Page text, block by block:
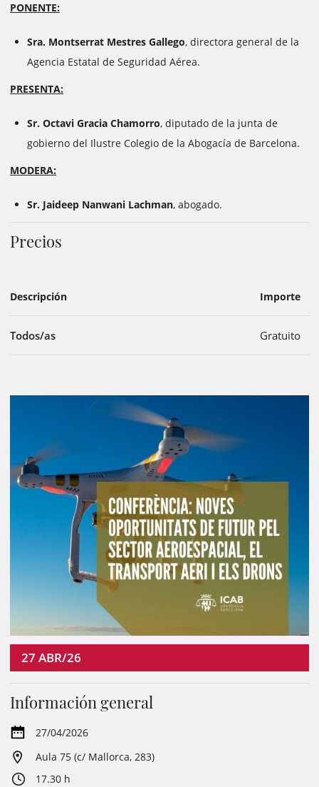
PONENTE:
Sra. Montserrat Mestres Gallego, directora general de la
Agencia Estatal de Seguridad Aérea.
PRESENTA:
Sr. Octavi Gracia Chamorro, diputado de la junta de
gobierno del Ilustre Colegio de la Abogacía de Barcelona.
MODERA:
Sr. Jaideep Nanwani Lachman, abogado.
Precios
Descripción Importe
Todos/as Gratuito
27 ABR/26
Información general
27/04/2026
Aula 75 (c/ Mallorca, 283)
17.30 h